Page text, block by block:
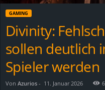
GAMING
Divinity:
sollen deutlich
Spieler werden
Von Azurios - 11. Januar 2026